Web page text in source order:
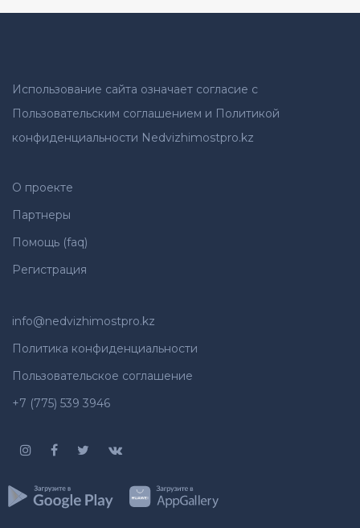
Использование сайта означает согласие с
Пользовательским соглашением и Политикой
конфиденциальности Nedvizhimostpro.kz
О проекте
Партнеры
Помощь (faq)
Регистрация
info@nedvizhimostpro.kz
Политика конфиденциальности
Пользовательское соглашение
+7 (775) 539 3946